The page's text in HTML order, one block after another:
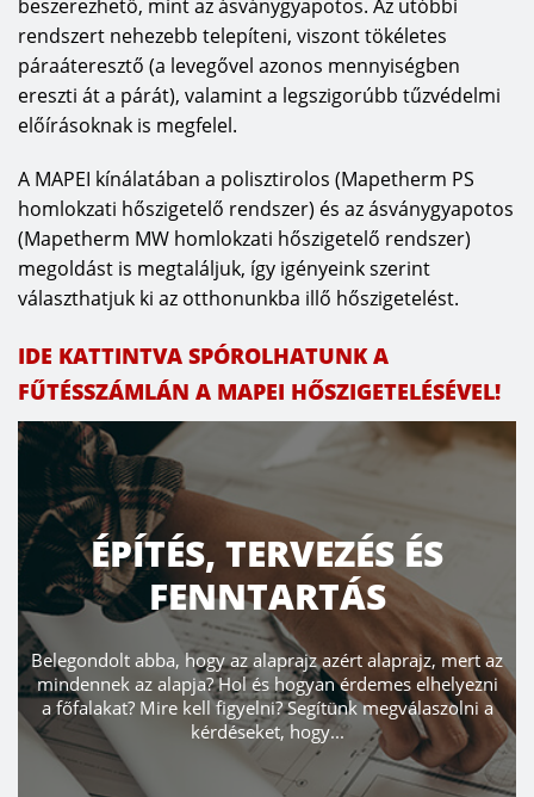
beszerezhető, mint az ásványgyapotos. Az utóbbi
rendszert nehezebb telepíteni, viszont tökéletes
páraáteresztő (a levegővel azonos mennyiségben
ereszti át a párát), valamint a legszigorúbb tűzvédelmi
előírásoknak is megfelel.
A MAPEI kínálatában a polisztirolos (Mapetherm PS
homlokzati hőszigetelő rendszer) és az ásványgyapotos
(Mapetherm MW homlokzati hőszigetelő rendszer)
megoldást is megtaláljuk, így igényeink szerint
választhatjuk ki az otthonunkba illő hőszigetelést.
IDE KATTINTVA SPÓROLHATUNK A
FŰTÉSSZÁMLÁN A MAPEI HŐSZIGETELÉSÉVEL!
ÉPÍTÉS, TERVEZÉS ÉS
FENNTARTÁS
Belegondolt abba, hogy az alaprajz azért alaprajz, mert az
mindennek az alapja? Hol és hogyan érdemes elhelyezni
a főfalakat? Mire kell figyelni? Segítünk megválaszolni a
kérdéseket, hogy...